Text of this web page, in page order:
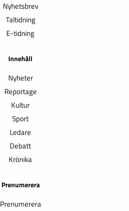
Nyhetsbrev
Taltidning
E-tidning
Innehåll
Nyheter
Reportage
Kultur
Sport
Ledare
Debatt
Krönika
Prenumerera
Prenumerera